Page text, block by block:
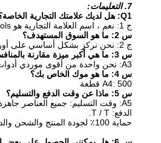
7. التعليمات:
Q1: هل لديك علامتك التجارية الخاصة؟
ج 1: نعم ، اسم العلامة التجارية هو STARRY Tools ، يمكننا تقديم خدمات OEM لعملائنا أيضًا.
س 2: ما هو السوق المستهدف؟
ج 2: نحن نركز بشكل أساسي على أوروبا وأمريكا الجنوبية في الوقت الحالي.
س 3: ما هي أكبر ميزة مقارنة بالمنافسين؟
A3: نحن واحدة من أقوى موردي أدوات القطع HSS في الصين.
س 4: ما هو موك الخاص بك؟
A4: 500 قطعة
س 5: ماذا عن وقت الدفع والتسليم؟
A5: وقت التسليم: جميع العناصر جاهزة في المخزون ويمكن إرسالها خلال أسبوع واحد.
الدفع: T / T.
حماية 100٪ لجودة المنتج والشحن والدفع في الوقت المحدد